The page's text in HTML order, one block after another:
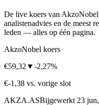
De live koers van AkzoNobel
analisten­advies en de meest
leden — alles op één pagina.
AkzoNobel koers
€59,32 ▼-2,27%
€-1,38 vs. vorige slot
AKZA.ASBijgewerkt 23